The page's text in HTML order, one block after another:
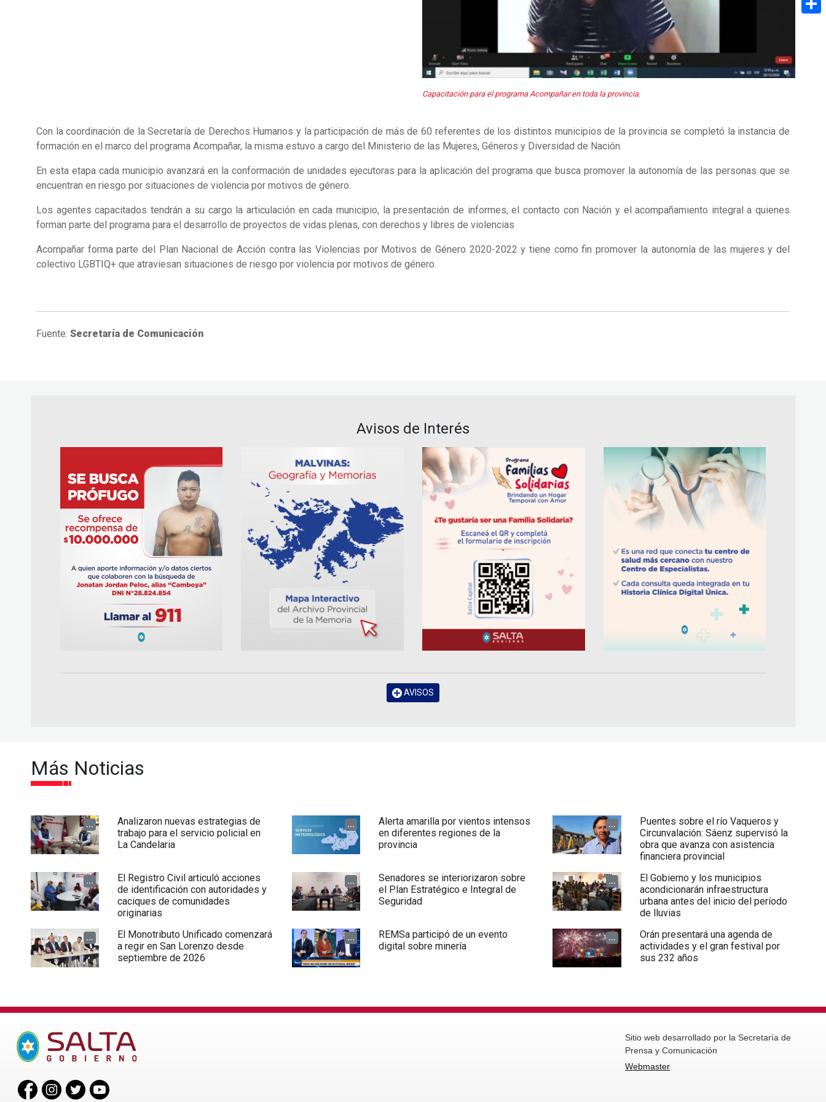
Capacitación para el programa Acompañar en toda la provincia.
Con la coordinación de la Secretaría de Derechos Humanos y la participación de más de 60 referentes de los distintos municipios de la provincia se completó la instancia de
formación en el marco del programa Acompañar, la misma estuvo a cargo del Ministerio de las Mujeres, Géneros y Diversidad de Nación.
En esta etapa cada municipio avanzará en la conformación de unidades ejecutoras para la aplicación del programa que busca promover la autonomía de las personas que se
encuentran en riesgo por situaciones de violencia por motivos de género.
Los agentes capacitados tendrán a su cargo la articulación en cada municipio, la presentación de informes, el contacto con Nación y el acompañamiento integral a quienes
forman parte del programa para el desarrollo de proyectos de vidas plenas, con derechos y libres de violencias
Acompañar forma parte del Plan Nacional de Acción contra las Violencias por Motivos de Género 2020-2022 y tiene como fin promover la autonomía de las mujeres y del
colectivo LGBTIQ+ que atraviesan situaciones de riesgo por violencia por motivos de género.
Fuente: Secretaría de Comunicación
Avisos de Interés
AVISOS
Más Noticias
...
Analizaron nuevas estrategias de
trabajo para el servicio policial en
La Candelaria
...
Alerta amarilla por vientos intensos
en diferentes regiones de la
provincia
...
Puentes sobre el río Vaqueros y
Circunvalación: Sáenz supervisó la
obra que avanza con asistencia
financiera provincial
...
El Registro Civil articuló acciones
de identificación con autoridades y
caciques de comunidades
originarias
...
Senadores se interiorizaron sobre
el Plan Estratégico e Integral de
Seguridad
...
El Gobierno y los municipios
acondicionarán infraestructura
urbana antes del inicio del período
de lluvias
...
El Monotributo Unificado comenzará
a regir en San Lorenzo desde
septiembre de 2026
...
REMSa participó de un evento
digital sobre minería
...
Orán presentará una agenda de
actividades y el gran festival por
sus 232 años
Sitio web desarrollado por la Secretaría de
Prensa y Comunicación
Webmaster